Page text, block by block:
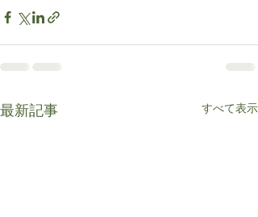
最新記事 すべて表示